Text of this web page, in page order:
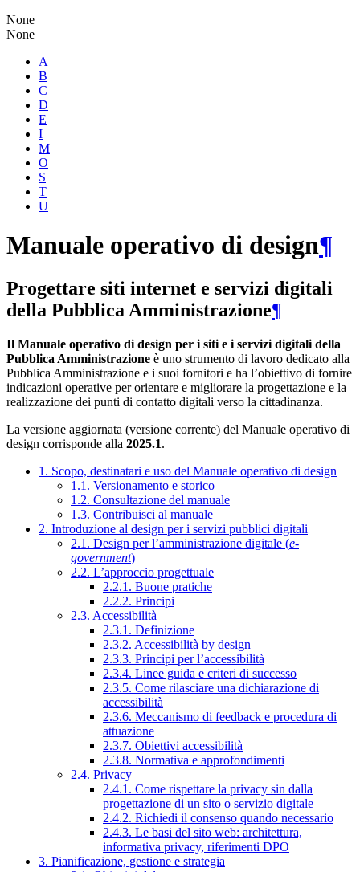
None
None
A
B
C
D
E
I
M
O
S
T
U
Manuale operativo di design¶
Progettare siti internet e servizi digitali
della Pubblica Amministrazione¶
Il Manuale operativo di design per i siti e i servizi digitali della
Pubblica Amministrazione è uno strumento di lavoro dedicato alla
Pubblica Amministrazione e i suoi fornitori e ha l’obiettivo di fornire
indicazioni operative per orientare e migliorare la progettazione e la
realizzazione dei punti di contatto digitali verso la cittadinanza.
La versione aggiornata (versione corrente) del Manuale operativo di
design corrisponde alla 2025.1.
1. Scopo, destinatari e uso del Manuale operativo di design
1.1. Versionamento e storico
1.2. Consultazione del manuale
1.3. Contribuisci al manuale
2. Introduzione al design per i servizi pubblici digitali
2.1. Design per l’amministrazione digitale (e-
government)
2.2. L’approccio progettuale
2.2.1. Buone pratiche
2.2.2. Principi
2.3. Accessibilità
2.3.1. Definizione
2.3.2. Accessibilità by design
2.3.3. Principi per l’accessibilità
2.3.4. Linee guida e criteri di successo
2.3.5. Come rilasciare una dichiarazione di
accessibilità
2.3.6. Meccanismo di feedback e procedura di
attuazione
2.3.7. Obiettivi accessibilità
2.3.8. Normativa e approfondimenti
2.4. Privacy
2.4.1. Come rispettare la privacy sin dalla
progettazione di un sito o servizio digitale
2.4.2. Richiedi il consenso quando necessario
2.4.3. Le basi del sito web: architettura,
informativa privacy, riferimenti DPO
3. Pianificazione, gestione e strategia